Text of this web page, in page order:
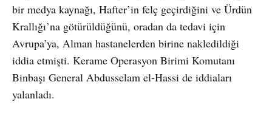
bir medya kaynağı, Hafter’in felç geçirdiğini ve Ürdün
Krallığı’na götürüldüğünü, oradan da tedavi için
Avrupa’ya, Alman hastanelerden birine nakledildiği
iddia etmişti. Kerame Operasyon Birimi Komutanı
Binbaşı General Abdusselam el-Hassi de iddiaları
yalanladı.